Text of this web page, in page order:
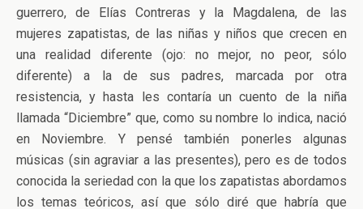
guerrero, de Elías Contreras y la Magdalena, de las
mujeres zapatistas, de las niñas y niños que crecen en
una realidad diferente (ojo: no mejor, no peor, sólo
diferente) a la de sus padres, marcada por otra
resistencia, y hasta les contaría un cuento de la niña
llamada “Diciembre” que, como su nombre lo indica, nació
en Noviembre. Y pensé también ponerles algunas
músicas (sin agraviar a las presentes), pero es de todos
conocida la seriedad con la que los zapatistas abordamos
los temas teóricos, así que sólo diré que habría que